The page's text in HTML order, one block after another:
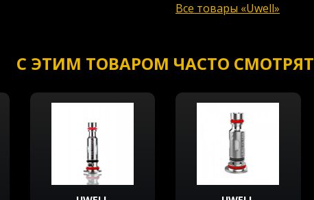
Все товары «Uwell»
С ЭТИМ ТОВАРОМ ЧАСТО СМОТРЯТ